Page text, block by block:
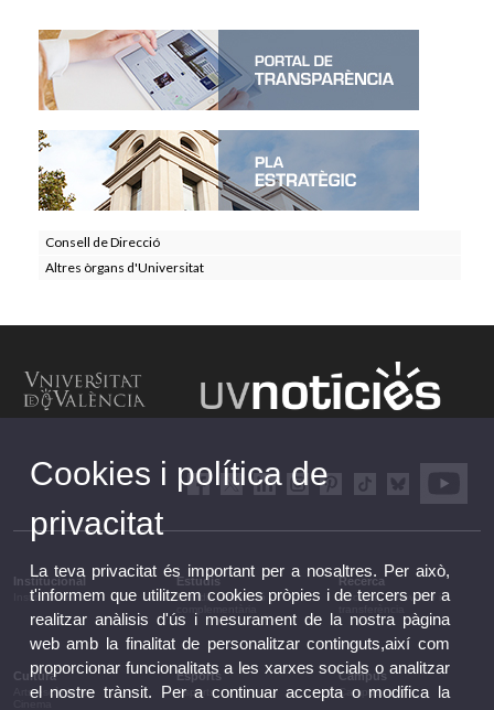
Consell de Direcció
Altres òrgans d'Universitat
Institucional
Institucional
Estudis
Estudis i formació
Recerca
Recerca, innovació i
Cultura
Arts escèniques
Esports
Esports
Campus
Campus
Cookies i política de
privacitat
La teva privacitat és important per a nosaltres. Per això,
t'informem que utilitzem cookies pròpies i de tercers per a
realitzar anàlisis d'ús i mesurament de la nostra pàgina
web amb la finalitat de personalitzar continguts,així com
proporcionar funcionalitats a les xarxes socials o analitzar
el nostre trànsit. Per a continuar accepta o modifica la